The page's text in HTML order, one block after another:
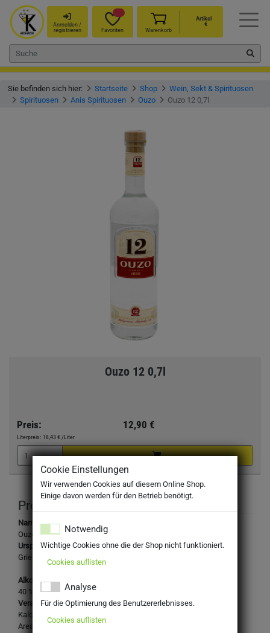
Anmelden /
registrieren
Favoriten Warenkorb
Artikel
€
Sie befinden sich hier: Startseite Shop
Wein, Sekt & Spirituosen
Spirituosen
Anis Spirituosen Ouzo Ouzo 12 0,7l
Ouzo 12 0,7l
Preis: 12,90 €
Literpreis: 18,43 € /Liter
Produktbeschreibung
Name:
Ouzo 12
Ursprungsland:
Griechenland
Alkoholgehalt:
40 %vol.
Verantwortlicher Unternehmer:
Kaloyiannis - Koutsikos Distilleries S.A., Odos 6 & E, A Industrial
Area, Aissonia, 38500 Volos
Cookie Einstellungen
Wir verwenden Cookies auf diesem Online Shop.
Einige davon werden für den Betrieb benötigt.
Notwendig
Wichtige Cookies ohne die der Shop nicht funktioniert.
Cookies auflisten
Analyse
Für die Optimierung des Benutzererlebnisses.
Cookies auflisten